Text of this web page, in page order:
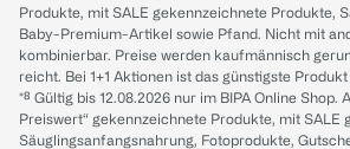
Produkte, mit SALE gekennzeichnete Produkte,
Baby-Premium-Artikel sowie Pfand. Nicht mit
kombinierbar. Preise werden kaufmännisch
reicht. Bei 1+1 Aktionen ist das günstigste
*⁸ Gültig bis 12.08.2026 nur im BIPA Online Shop.
Preiswert“ gekennzeichnete Produkte, mit SALE
Säuglingsanfangsnahrung, Fotoprodukte,